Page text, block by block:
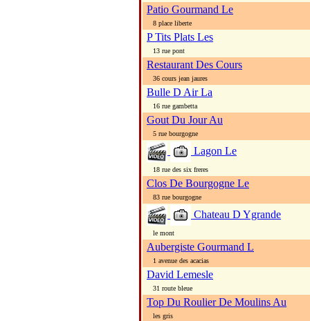
Patio Gourmand Le
8 place liberte
P Tits Plats Les
13 rue pont
Restaurant Des Cours
36 cours jean jaures
Bulle D Air La
16 rue gambetta
Gout Du Jour Au
5 rue bourgogne
Lagon Le
18 rue des six freres
Clos De Bourgogne Le
83 rue bourgogne
Chateau D Ygrande
le mont
Aubergiste Gourmand L
1 avenue des acacias
David Lemesle
31 route bleue
Top Du Roulier De Moulins Au
les gris